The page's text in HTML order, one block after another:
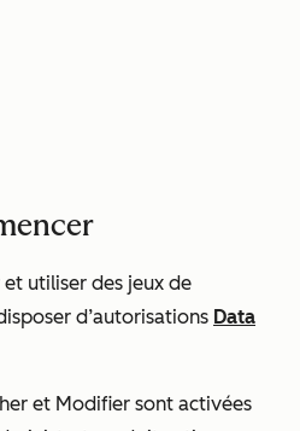
utiliser des jeux de
d’autorisations Data
et Modifier sont activées